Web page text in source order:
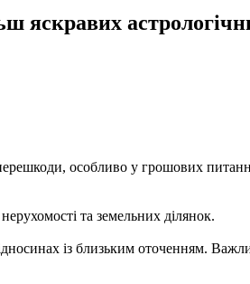
яскравих
особливо у грошових
та земельних ділянок.
із близьким оточенням.